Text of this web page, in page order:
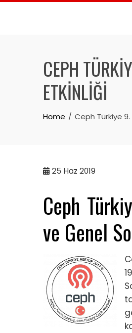
Skip
CEPH
ETKINLIĞI
Home Ceph Türkiye
25 Haz 2019
Ceph
ve Genel